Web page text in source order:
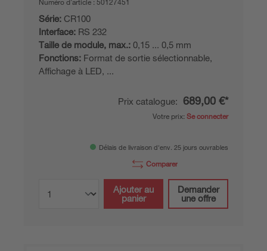
Série: CR100
Interface: RS 232
Taille de module, max.: 0,15 ... 0,5 mm
Fonctions: Format de sortie sélectionnable,
Affichage à LED, ...
Prix catalogue: 689,00 €*
Votre prix: Se connecter
Délais de livraison d'env. 25 jours ouvrables
Comparer
Ajouter au
panier
Demander
une offre